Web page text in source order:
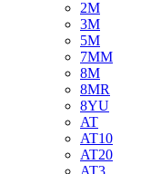
2M
3M
5M
7MM
8M
8MR
8YU
AT
AT10
AT20
AT3